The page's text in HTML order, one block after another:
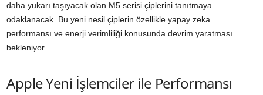
daha yukarı taşıyacak olan M5 serisi çiplerini tanıtmaya
odaklanacak. Bu yeni nesil çiplerin özellikle yapay zeka
performansı ve enerji verimliliği konusunda devrim yaratması
bekleniyor.
Apple Yeni İşlemciler ile Performansı